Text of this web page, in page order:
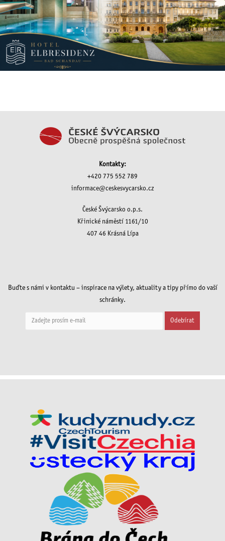
Kontakty:
+420 775 552 789
informace@ceskesvycarsko.cz
České Švýcarsko o.p.s.
Křinické náměstí 1161/10
407 46 Krásná Lípa
Buďte s námi v kontaktu – inspirace na výlety, aktuality a tipy přímo do vaší
schránky.
Odebírat